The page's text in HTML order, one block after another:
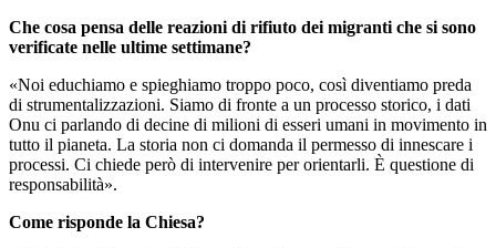
Che cosa pensa delle reazioni di rifiuto dei migranti che si sono
verificate nelle ultime settimane?
«Noi educhiamo e spieghiamo troppo poco, così diventiamo preda
di strumentalizzazioni. Siamo di fronte a un processo storico, i dati
Onu ci parlando di decine di milioni di esseri umani in movimento in
tutto il pianeta. La storia non ci domanda il permesso di innescare i
processi. Ci chiede però di intervenire per orientarli. È questione di
responsabilità».
Come risponde la Chiesa?